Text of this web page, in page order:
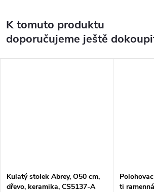
K tomuto produktu
doporučujeme ještě
Kulatý stolek Abrey, O50 cm,
dřevo, keramika, CS5137-A
ti